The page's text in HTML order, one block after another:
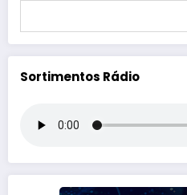
Sortimentos Rádio